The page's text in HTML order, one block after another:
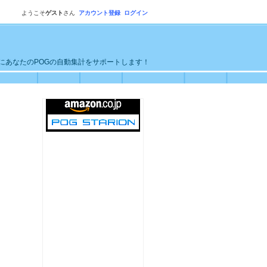
ようこそゲスト さん アカウント登録 ログイン
なたのPOGの自動集計をサポートします！